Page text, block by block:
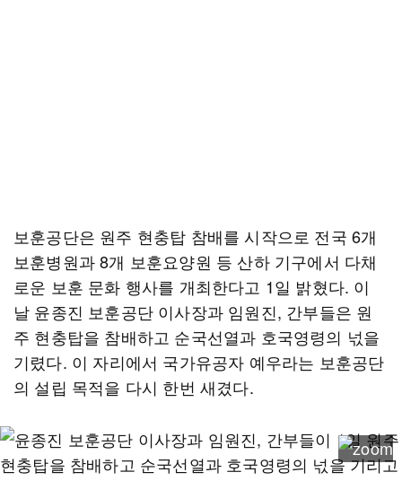
보훈공단은 원주 현충탑 참배를 시작으로 전국 6개
보훈병원과 8개 보훈요양원 등 산하 기구에서 다채
로운 보훈 문화 행사를 개최한다고 1일 밝혔다. 이
날 윤종진 보훈공단 이사장과 임원진, 간부들은 원
주 현충탑을 참배하고 순국선열과 호국영령의 넋을
기렸다. 이 자리에서 국가유공자 예우라는 보훈공단
의 설립 목적을 다시 한번 새겼다.